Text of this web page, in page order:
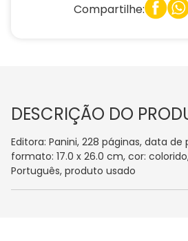
Compartilhe:
DESCRIÇÃO DO
Editora: Panini, 228 páginas, data de
formato: 17.0 x 26.0 cm, cor:
Português, produto usado